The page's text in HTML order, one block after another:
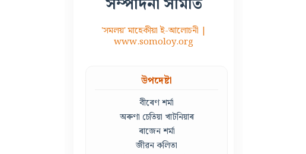
'সমলয়' মাহেকীয়া ই-আলোচনী |
www.somoloy.org
উপদেষ্টা
বীৰেণ শৰ্মা
অৰুণা চেতিয়া খাটনিয়াৰ
ৰাজেন শৰ্মা
জীৱন কলিতা